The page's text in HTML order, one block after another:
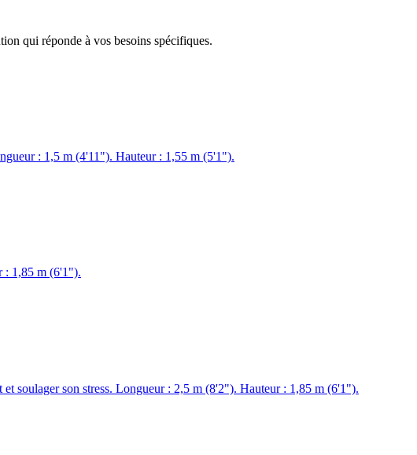
qui réponde à vos besoins spécifiques.
: 1,5 m (4'11"). Hauteur : 1,55 m (5'1").
: 1,85 m (6'1").
et soulager son stress. Longueur : 2,5 m (8'2"). Hauteur : 1,85 m (6'1").